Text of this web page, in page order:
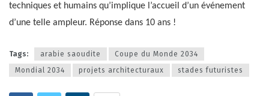
techniques et humains qu’implique l’accueil d’un événement
d’une telle ampleur. Réponse dans 10 ans !
Tags: arabie saoudite
Coupe du Monde 2034
Mondial 2034
projets architecturaux stades futuristes